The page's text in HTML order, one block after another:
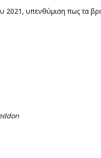
2021, υπενθύμιση πως τα